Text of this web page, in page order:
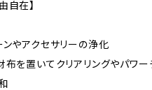
自在】
ンやアクセサリーの浄化
布を置いてクリアリングやパワー